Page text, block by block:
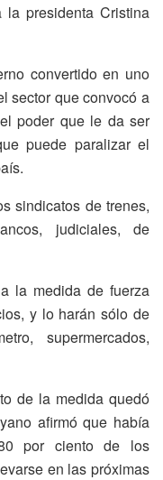
presidenta Cristina
convertido en uno
sector que convocó a
poder que le da ser
puede paralizar el
sindicatos de trenes,
judiciales, de
la medida de fuerza
y lo harán sólo de
supermercados,
de la medida quedó
afirmó que había
por ciento de los
en las próximas